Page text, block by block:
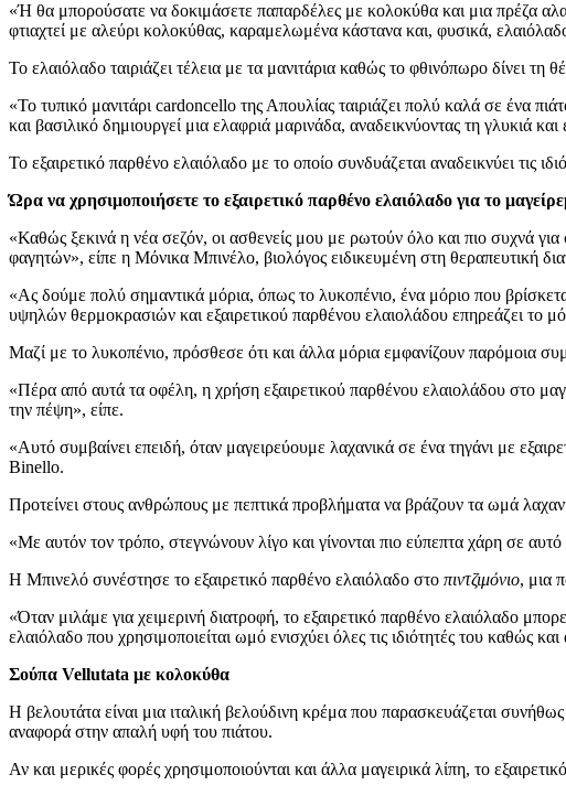
«Ή θα μπορούσατε να δοκιμάσετε παπαρδέλες με κολοκύθα και μια πρέζα
φτιαχτεί με αλεύρι κολοκύθας, καραμελωμένα κάστανα και, φυσικά,
Το ελαιόλαδο ταιριάζει τέλεια με τα μανιτάρια καθώς το φθινόπωρο δίνει τη
«Το τυπικό μανιτάρι cardoncello της Απουλίας ταιριάζει πολύ καλά σε ένα
και βασιλικό δημιουργεί μια ελαφριά μαρινάδα, αναδεικνύοντας τη γλυκιά
Το εξαιρετικό παρθένο ελαιόλαδο με το οποίο συνδυάζεται αναδεικνύει τις
Ώρα να χρησιμοποιήσετε το εξαιρετικό παρθένο ελαιόλαδο για το
«Καθώς ξεκινά η νέα σεζόν, οι ασθενείς μου με ρωτούν όλο και πιο συχνά για
φαγητών», είπε η Μόνικα Μπινέλο, βιολόγος ειδικευμένη στη θεραπευτική
«Ας δούμε πολύ σημαντικά μόρια, όπως το λυκοπένιο, ένα μόριο που
υψηλών θερμοκρασιών και εξαιρετικού παρθένου ελαιολάδου επηρεάζει το
Μαζί με το λυκοπένιο, πρόσθεσε ότι και άλλα μόρια εμφανίζουν παρόμοια
«Πέρα από αυτά τα οφέλη, η χρήση εξαιρετικού παρθένου ελαιολάδου στο
την πέψη», είπε.
«Αυτό συμβαίνει επειδή, όταν μαγειρεύουμε λαχανικά σε ένα τηγάνι με
Binello.
Προτείνει στους ανθρώπους με πεπτικά προβλήματα να βράζουν τα ωμά
«Με αυτόν τον τρόπο, στεγνώνουν λίγο και γίνονται πιο εύπεπτα χάρη σε
Η Μπινελό συνέστησε το εξαιρετικό παρθένο ελαιόλαδο στο πιντζιμόνιο, μια
«Όταν μιλάμε για χειμερινή διατροφή, το εξαιρετικό παρθένο ελαιόλαδο
ελαιόλαδο που χρησιμοποιείται ωμό ενισχύει όλες τις ιδιότητές του καθώς
Σούπα Vellutata με κολοκύθα
Η βελουτάτα είναι μια ιταλική βελούδινη κρέμα που παρασκευάζεται
αναφορά στην απαλή υφή του πιάτου.
Αν και μερικές φορές χρησιμοποιούνται και άλλα μαγειρικά λίπη, το